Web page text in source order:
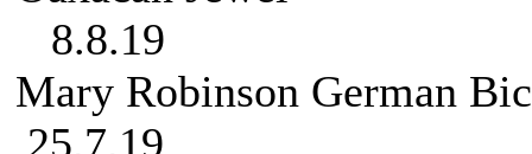
8.8.19
Mary
25.7.19